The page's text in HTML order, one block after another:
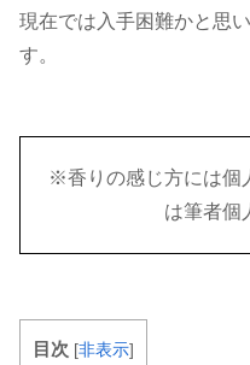
現在では入手困難かと思
す。
※香りの感じ方には個
は筆者個
目次 [非表示]